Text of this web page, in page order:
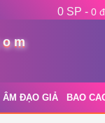
0 SP - 0 đ
ÂM ĐẠO GIẢ BAO